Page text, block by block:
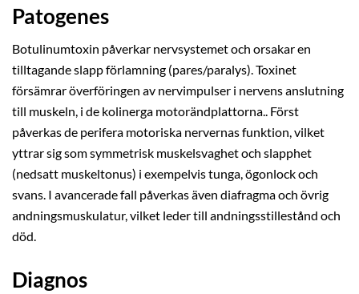
Patogenes
Botulinumtoxin påverkar nervsystemet och orsakar en
tilltagande slapp förlamning (pares/paralys). Toxinet
försämrar överföringen av nervimpulser i nervens anslutning
till muskeln, i de kolinerga motorändplattorna.. Först
påverkas de perifera motoriska nervernas funktion, vilket
yttrar sig som symmetrisk muskelsvaghet och slapphet
(nedsatt muskeltonus) i exempelvis tunga, ögonlock och
svans. I avancerade fall påverkas även diafragma och övrig
andningsmuskulatur, vilket leder till andningsstillestånd och
död.
Diagnos